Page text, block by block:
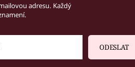
adresu. Každý
ODESLAT